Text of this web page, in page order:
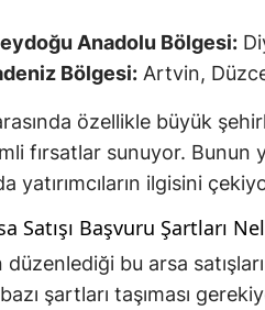
Anadolu Bölgesi:
Bölgesi: Artvin,
özellikle büyük
fırsatlar sunuyor. Bunun
yatırımcıların ilgisini
Satışı Başvuru Şartları
düzenlediği bu arsa
şartları taşıması